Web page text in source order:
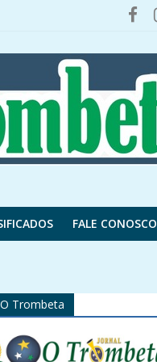
FALE CONOSCO
Trombeta